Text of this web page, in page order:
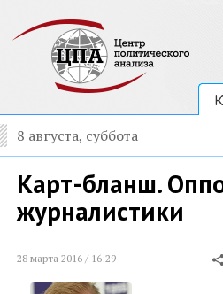
8 августа, суббота
Карт-бланш.
журналистики
28 марта 2016 / 16:29